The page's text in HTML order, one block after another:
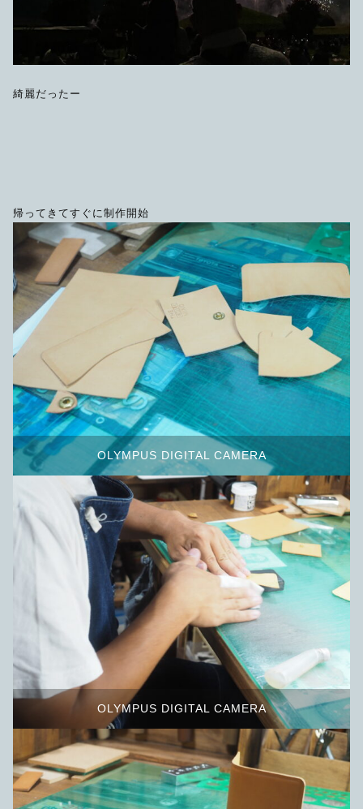
綺麗だったー
帰ってきてすぐに制作開始
OLYMPUS DIGITAL CAMERA
OLYMPUS DIGITAL CAMERA